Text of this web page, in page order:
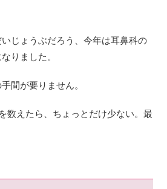
じょうぶだろう、今年は耳鼻科の
りました。
間が要りません。
数えたら、ちょっとだけ少ない。最